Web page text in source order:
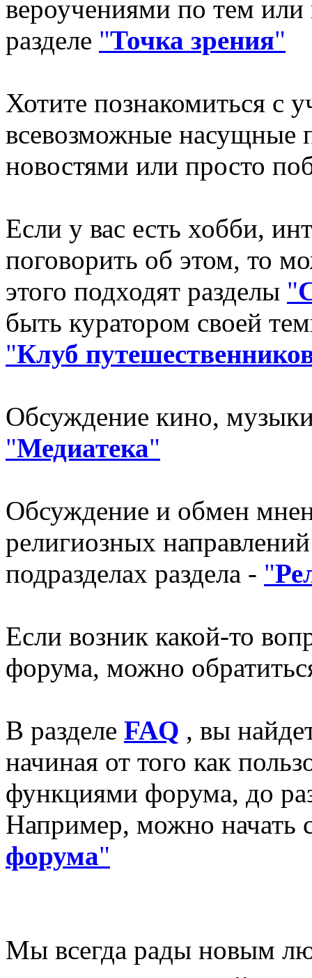
вероучениями по тем
разделе "Точка зрения"
Хотите познакомиться с
всевозможные насущные
новостями или просто
Если у вас есть хобби,
поговорить об этом, то
этого подходят разделы "
быть куратором своей
"Клуб
Обсуждение кино,
"Медиатека"
Обсуждение и обмен
религиозных
подразделах раздела - "
Если возник какой-то
форума, можно
В разделе FAQ , вы
начиная от того как
функциями форума, до
Например, можно начать
форума"
Мы всегда рады новым